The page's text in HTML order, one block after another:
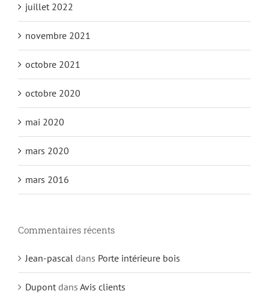
juillet 2022
novembre 2021
octobre 2021
octobre 2020
mai 2020
mars 2020
mars 2016
Commentaires récents
Jean-pascal dans Porte intérieure bois
Dupont dans Avis clients